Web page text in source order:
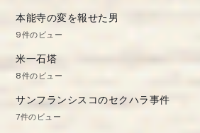
本能寺の変を報せた男
9件のビュー
米一石塔
8件のビュー
サンフランシスコのセクハラ事件
7件のビュー